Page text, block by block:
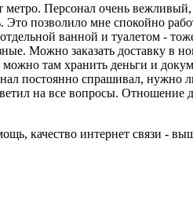
метро. Персонал очень
позволило мне спокойно
ванной и туалетом -
Можно заказать доставку в
там хранить деньги и
постоянно спрашивал, нужно
на все вопросы. Отношение
качество интернет связи -